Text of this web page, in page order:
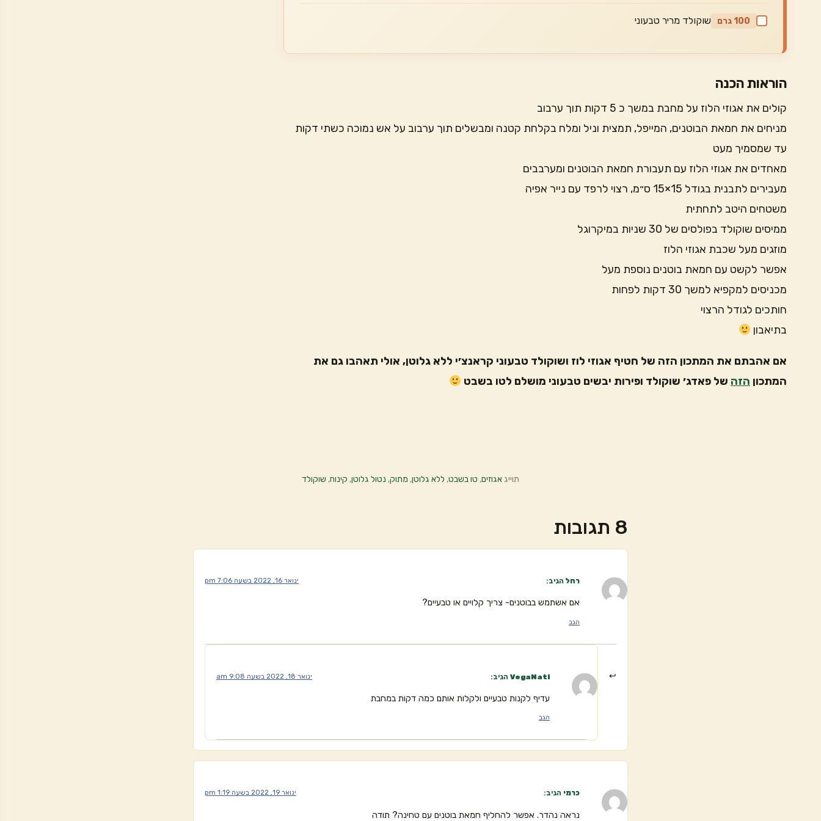
100 גרם שוקולד מריר טבעוני
הוראות הכנה
קולים את אגוזי הלוז על מחבת במשך כ 5 דקות תוך ערבוב
מניחים את חמאת הבוטנים, המייפל, תמצית וניל ומלח בקלחת קטנה ומבשלים תוך ערבוב על אש נמוכה כשתי דקות
עד שמסמיך מעט
מאחדים את אגוזי הלוז עם תעבורת חמאת הבוטנים ומערבבים
מעבירים לתבנית בגודל 15×15 ס״מ, רצוי לרפד עם נייר אפיה
משטחים היטב לתחתית
ממיסים שוקולד בפולסים של 30 שניות במיקרוגל
מוזגים מעל שכבת אגוזי הלוז
אפשר לקשט עם חמאת בוטנים נוספת מעל
מכניסים למקפיא למשך 30 דקות לפחות
חותכים לגודל הרצוי
בתיאבון
אם אהבתם את המתכון הזה של חטיף אגוזי לוז ושוקולד טבעוני קראנצ׳י ללא גלוטן, אולי תאהבו גם את
המתכון הזה של פאדג׳ שוקולד ופירות יבשים טבעוני מושלם לטו בשבט
תוייג אגוזים, טו בשבט, ללא גלוטן, מתוק, נטול גלוטן, קינוח, שוקולד
8 תגובות
רחל הגיב: ינואר 16, 2022 בשעה 7:06 pm
אם אשתמש בבוטנים- צריך קלויים או טבעיים?
הגב
VegaNati הגיב: ינואר 18, 2022 בשעה 9:08 am
עדיף לקנות טבעיים ולקלות אותם כמה דקות במחבת
הגב
כרמי הגיב: ינואר 19, 2022 בשעה 1:19 pm
נראה נהדר. אפשר להחליף חמאת בוטנים עם טחינה? תודה